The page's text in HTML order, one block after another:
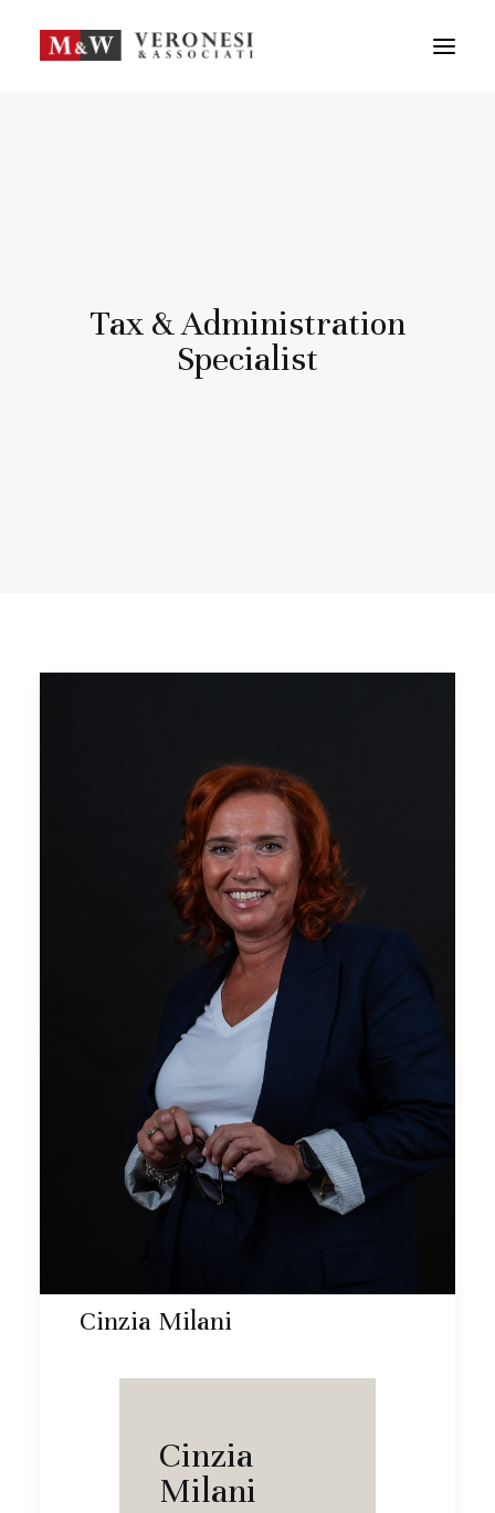
M&W STUDIO
CONTATTI
Tax & Administration
Specialist
Cinzia Milani
Cinzia
Milani